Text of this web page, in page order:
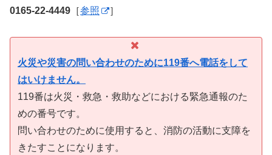
0165-22-4449 ［参照 ］
火災や災害の問い合わせのために119番へ電話をして
はいけません。
119番は火災・救急・救助などにおける緊急通報のた
めの番号です。
問い合わせのために使用すると、消防の活動に支障を
きたすことになります。